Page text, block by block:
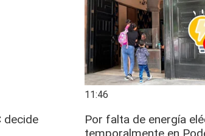
decide
11:46
Por falta de energía